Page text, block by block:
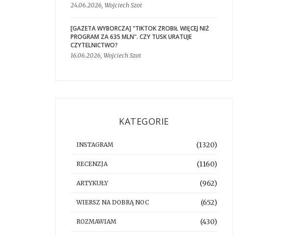
24.06.2026, Wojciech Szot
[GAZETA WYBORCZA] "TIKTOK ZROBIŁ WIĘCEJ NIŻ
PROGRAM ZA 635 MLN". CZY TUSK URATUJE
CZYTELNICTWO?
16.06.2026, Wojciech Szot
KATEGORIE
INSTAGRAM (1320)
RECENZJA (1160)
ARTYKUŁY (962)
WIERSZ NA DOBRĄ NOC (652)
ROZMAWIAM (430)